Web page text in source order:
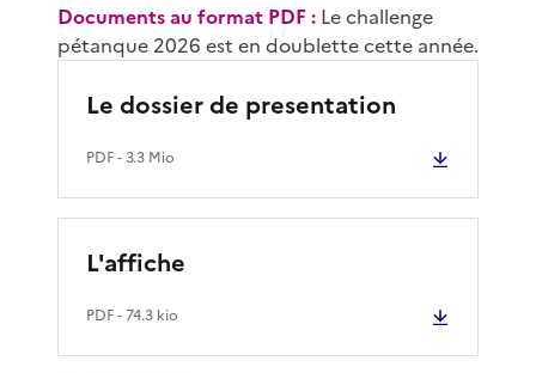
Documents au format PDF : Le challenge
pétanque 2026 est en doublette cette année.
Le dossier de presentation
PDF- 3.3 Mio
L'affiche
PDF- 74.3 kio